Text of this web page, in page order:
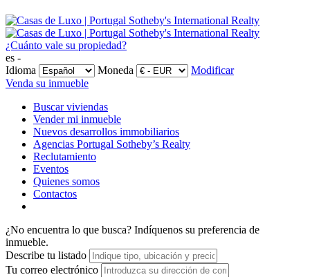
¿Cuánto vale su propiedad?
es -
Idioma
Moneda
Modificar
Venda su inmueble
Buscar viviendas
Vender mi inmueble
Nuevos desarrollos immobiliarios
Agencias Portugal Sotheby’s Realty
Reclutamiento
Eventos
Quienes somos
Contactos
¿No encuentra lo que busca? Indíquenos su preferencia de
inmueble.
Describe tu listado
Tu correo electrónico